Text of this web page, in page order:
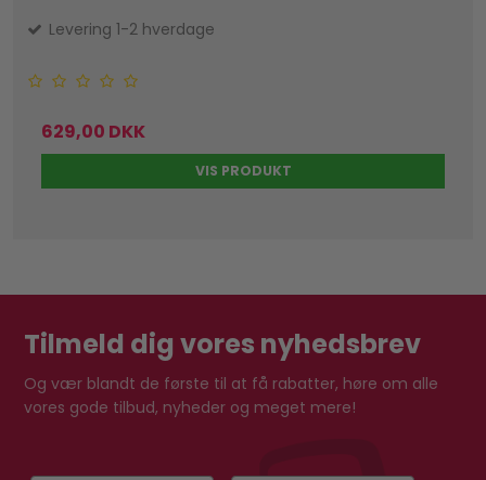
Levering 1-2 hverdage
629,00 DKK
VIS PRODUKT
Tilmeld dig vores nyhedsbrev
Og vær blandt de første til at få rabatter, høre om alle
vores gode tilbud, nyheder og meget mere!